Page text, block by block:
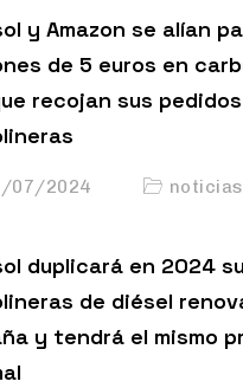
y Amazon se alían
de 5 euros en
recojan sus
07/2024 noticias
duplicará en 2024
de diésel
y tendrá el mismo